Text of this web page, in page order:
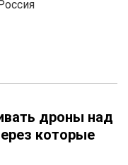
дроны над
которые